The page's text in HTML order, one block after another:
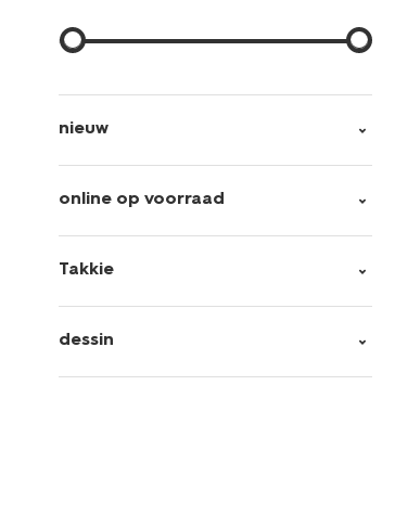
nieuw
online op voorraad
Takkie
dessin